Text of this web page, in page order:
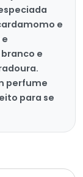
e
e
perfume
para se